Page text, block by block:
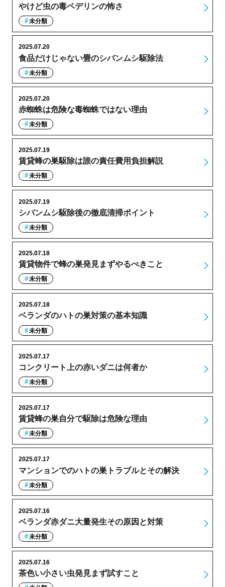
やけど虫の毒ペデリンの怖さ
未分類
食品だけじゃない畳のシバンムシ駆除法
2025.07.20
未分類
赤蜘蛛は危険な毒蜘蛛ではない理由
2025.07.20
未分類
賃貸蜂の巣駆除は誰の責任費用負担解説
2025.07.19
未分類
シバンムシ駆除後の徹底清掃ポイント
2025.07.19
未分類
賃貸物件で蜂の巣発見まずやるべきこと
2025.07.18
未分類
ベランダのハトの巣対策の基本知識
2025.07.18
未分類
コンクリート上の赤いダニは何者か
2025.07.17
未分類
賃貸蜂の巣自分で駆除は危険な理由
2025.07.17
未分類
マンションでのハトの巣トラブルとその解決
2025.07.17
未分類
ベランダ赤ダニ大量発生その原因と対策
2025.07.16
未分類
茶色い小さい虫発見まず試すこと
2025.07.16